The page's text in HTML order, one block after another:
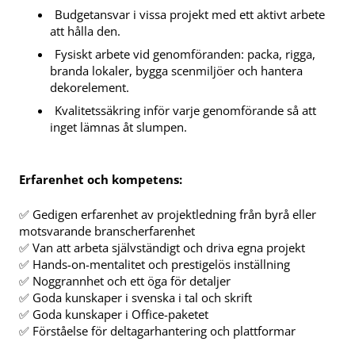
Budgetansvar i vissa projekt med ett aktivt arbete
att hålla den.
Fysiskt arbete vid genomföranden: packa, rigga,
branda lokaler, bygga scenmiljöer och hantera
dekorelement.
Kvalitetssäkring inför varje genomförande så att
inget lämnas åt slumpen.
Erfarenhet och kompetens:
✅ Gedigen erfarenhet av projektledning från byrå eller
motsvarande branscherfarenhet
✅ Van att arbeta självständigt och driva egna projekt
✅ Hands-on-mentalitet och prestigelös inställning
✅ Noggrannhet och ett öga för detaljer
✅ Goda kunskaper i svenska i tal och skrift
✅ Goda kunskaper i Office-paketet
✅ Förståelse för deltagarhantering och plattformar